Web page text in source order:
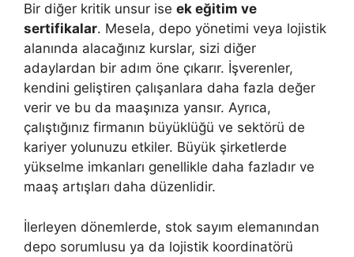
Bir diğer kritik unsur ise ek eğitim ve
sertifikalar. Mesela, depo yönetimi veya lojistik
alanında alacağınız kurslar, sizi diğer
adaylardan bir adım öne çıkarır. İşverenler,
kendini geliştiren çalışanlara daha fazla değer
verir ve bu da maaşınıza yansır. Ayrıca,
çalıştığınız firmanın büyüklüğü ve sektörü de
kariyer yolunuzu etkiler. Büyük şirketlerde
yükselme imkanları genellikle daha fazladır ve
maaş artışları daha düzenlidir.
İlerleyen dönemlerde, stok sayım elemanından
depo sorumlusu ya da lojistik koordinatörü